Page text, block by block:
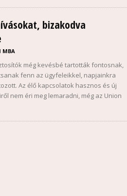
bizakodva
MBA
még kevésbé tartották fontosnak,
fenn az ügyfeleikkel, napjainkra
Az élő kapcsolatok hasznos és új
nem éri meg lemaradni, még az Union